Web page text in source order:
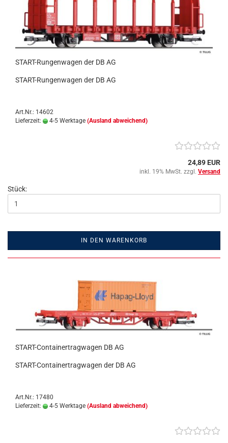
START-Rungenwagen der DB AG
START-Rungenwagen der DB AG
Art.Nr.: 14602
Lieferzeit:
4-5 Werktage (Ausland abweichend)
24,89 EUR
inkl. 19% MwSt. zzgl. Versand
Stück:
IN DEN WARENKORB
START-Containertragwagen DB AG
START-Containertragwagen der DB AG
Art.Nr.: 17480
Lieferzeit:
4-5 Werktage (Ausland abweichend)